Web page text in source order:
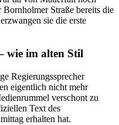
Straße bereits die
sie die erste
wie im alten Stil
Regierungssprecher
eigentlich nicht mehr
verschont zu
Text des
erhalten hat.